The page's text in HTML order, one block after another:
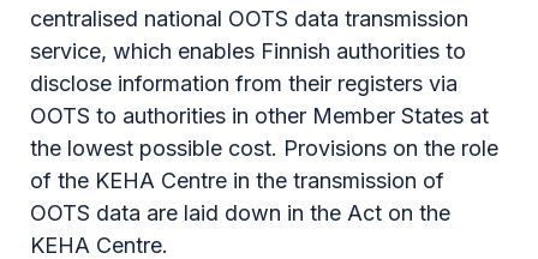
centralised national OOTS data transmission
service, which enables Finnish authorities to
disclose information from their registers via
OOTS to authorities in other Member States at
the lowest possible cost. Provisions on the role
of the KEHA Centre in the transmission of
OOTS data are laid down in the Act on the
KEHA Centre.